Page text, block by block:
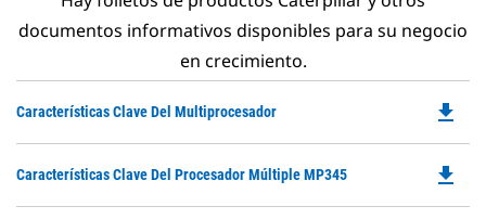
documentos informativos disponibles para su negocio
en crecimiento.
Características Clave Del Multiprocesador
a
file_download
Características Clave Del Procesador Múltiple MP345 file_download